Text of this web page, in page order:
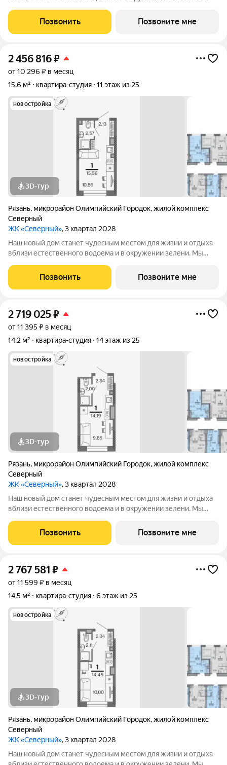
небольших студий, в которых можно начать свою
студенческую самостоятельную жизнь до
Позвонить Позвоните мне
2 456 816₽
от 10 296 ₽ в месяц
15,6 м²
квартира-студия 11 этаж из 25
новостройка
3D-тур
Рязань, микрорайон Олимпийский Городок,жилой комплекс
Северный
ЖК «Северный», 3 квартал 2028
Наш новый дом станет чудесным местом для жизни и отдыха
вблизи естественного водоема и в окружении зелени. Мы
небольших студий, в которых можно начать свою
студенческую самостоятельную жизнь до
Позвонить Позвоните мне
2 719 025₽
от 11 395 ₽ в месяц
14,2 м²
квартира-студия 14 этаж из 25
новостройка
3D-тур
Рязань, микрорайон Олимпийский Городок,жилой комплекс
Северный
ЖК «Северный», 3 квартал 2028
Наш новый дом станет чудесным местом для жизни и отдыха
вблизи естественного водоема и в окружении зелени. Мы
небольших студий, в которых можно начать свою
студенческую самостоятельную жизнь до
Позвонить Позвоните мне
2 767 581 ₽
от 11 599 ₽ в месяц
14,5 м²
квартира-студия 6 этаж из 25
новостройка
3D-тур
Рязань, микрорайон Олимпийский Городок,жилой комплекс
Северный
ЖК «Северный», 3 квартал 2028
Наш новый дом станет чудесным местом для жизни и отдыха